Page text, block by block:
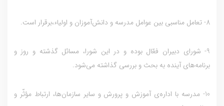
8- تعامل مناسبي بين عوامل مدرسه و دانش‌آموزان و اولياء،برقرار است.
9- شوراي دبيران فعّال بوده و در اين شورا، مسائل گذشته و روز و
برنامه‌هاي آينده به بحث و بررسي گذاشته مي‌شود.
10- مدرسه‌ با اداره‌ي آموزش و پرورش و ساير سازمان‌ها، ارتباط مؤثّر و